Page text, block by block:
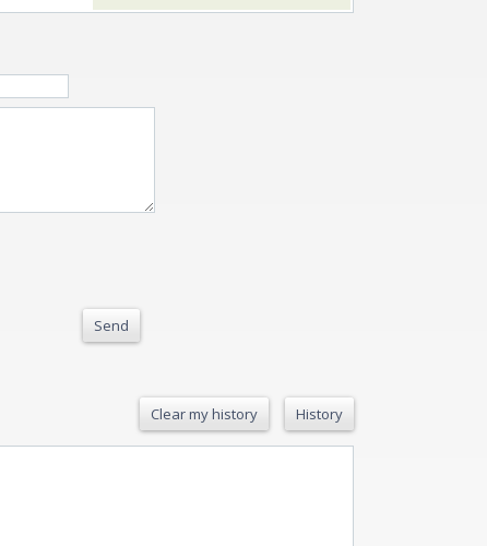
Send
Clear my history History